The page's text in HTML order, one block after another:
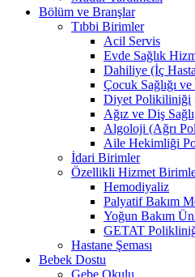
Bölüm ve Branşlar
Tıbbi Birimler
Acil Servis
Evde Sağlık
Dahiliye (İç
Çocuk Sağlığı
Diyet Polikiliniği
Ağız ve Diş
Algoloji (Ağrı
Aile Hekimliği
İdari Birimler
Özellikli Hizmet
Hemodiyaliz
Palyatif Bakım
Yoğun Bakım
GETAT
Hastane Şeması
Bebek Dostu
Gebe Okulu